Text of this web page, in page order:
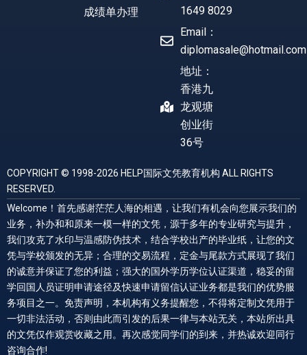
成绩单办理
1649 8029
Email：
diplomasale@hotmail.com
地址：
香港九
龙观塘
创业街
36号
COPYRIGHT © 1998-2026 HELP国际文凭教育机构 ALL RIGHTS
RESERVED.
Welcome！首先感谢茫茫人海的相遇，让我们有机会向您展示我们的
业务，补办和和原来一模一样的文凭，源于多年的专业研究与提升，
我们攻克了水印与温感防伪技术，结合学校出产的毕业纸，让您的文
凭与学校颁发的无异；合理的交易流程，定金与尾款方式展现了我们
的诚意并保证了您的利益；强大的国外学历学位认证渠道，稳妥的留
学回国人员证明申请途径及快速申请留信认证业务都是我们的优势服
务项目之一。免责声明，本机构有义务提醒您，不得将定制文凭用于
一切非法活动，否则由此而引发的后果一律与本站无关，本站所出具
的文凭仅作观赏收藏之用。再次感觉同学们的到来，并热诚欢迎同行
咨询合作!